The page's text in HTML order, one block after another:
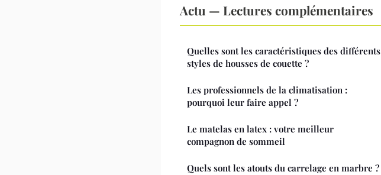
Actu — Lectures complémentaires
Quelles sont les caractéristiques des différents
styles de housses de couette ?
Les professionnels de la climatisation :
pourquoi leur faire appel ?
Le matelas en latex : votre meilleur
compagnon de sommeil
Quels sont les atouts du carrelage en marbre ?